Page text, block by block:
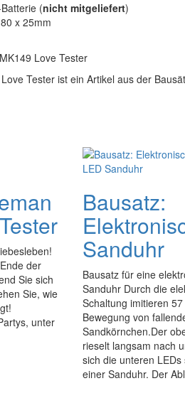
(nicht mitgeliefert)
x 25mm
Love Tester
Tester ist ein Artikel aus der
der
Sie sich
Sie, wie
unter
Bausatz:
Sanduhr
Bausatz für eine
Sanduhr Durch die
Schaltung imitieren
Bewegung von
Sandkörnchen.Der
rieselt langsam nach
sich die unteren
einer Sanduhr. Der